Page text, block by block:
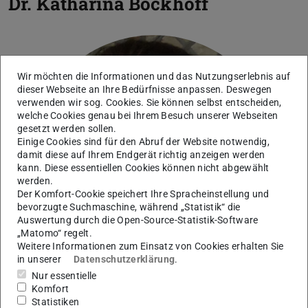
Wir möchten die Informationen und das Nutzungserlebnis auf
dieser Webseite an Ihre Bedürfnisse anpassen. Deswegen
verwenden wir sog. Cookies. Sie können selbst entscheiden,
welche Cookies genau bei Ihrem Besuch unserer Webseiten
gesetzt werden sollen.
Einige Cookies sind für den Abruf der Website notwendig,
damit diese auf Ihrem Endgerät richtig anzeigen werden
kann. Diese essentiellen Cookies können nicht abgewählt
werden.
Der Komfort-Cookie speichert Ihre Spracheinstellung und
bevorzugte Suchmaschine, während „Statistik“ die
Auswertung durch die Open-Source-Statistik-Software
„Matomo“ regelt.
Weitere Informationen zum Einsatz von Cookies erhalten Sie
in unserer
Datenschutzerklärung.
Nur essentielle
Komfort
Statistiken